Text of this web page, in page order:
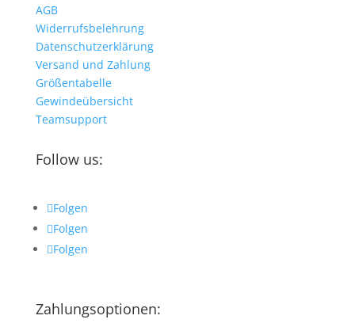
AGB
Widerrufsbelehrung
Datenschutzerklärung
Versand und Zahlung
Größentabelle
Gewindeübersicht
Teamsupport
Follow us:
Folgen
Folgen
Folgen
Zahlungsoptionen: